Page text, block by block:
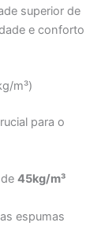
superior de
e conforto
m³)
para o
45kg/m³
espumas